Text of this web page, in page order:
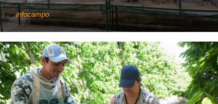
Porinfocampo